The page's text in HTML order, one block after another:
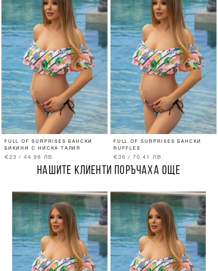
FULL OF SURPRISES БАНСКИ
БИКИНИ С НИСКА ТАЛИЯ
€23 / 44.98 ЛВ.
FULL OF SURPRISES БАНСКИ
RUFFLES
€36 / 70.41 ЛВ.
НАШИТЕ КЛИЕНТИ ПОРЪЧАХА ОЩЕ